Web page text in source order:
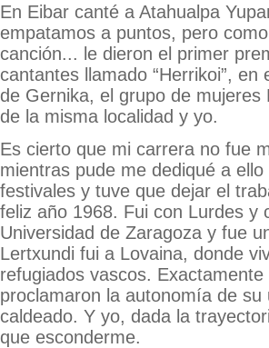
En Eibar canté a Atahualpa
empatamos a puntos, pero
canción... le dieron el primer
cantantes llamado “Herrikoi”,
de Gernika, el grupo de
de la misma localidad y yo.
Es cierto que mi carrera no fue
mientras pude me dediqué a
festivales y tuve que dejar el
feliz año 1968. Fui con Lurdes y
Universidad de Zaragoza y fue
Lertxundi fui a Lovaina, donde
refugiados vascos.
proclamaron la autonomía de
caldeado. Y yo, dada la
que esconderme.